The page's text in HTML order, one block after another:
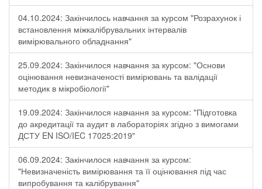
04.10.2024: Закінчилось навчання за курсом "Розрахунок і
встановлення міжкалібрувальних інтервалів
вимірювального обладнання"
25.09.2024: Закінчилося навчання за курсом: "Основи
оцінювання невизначеності вимірювань та валідації
методик в мікробіології"
19.09.2024: Закінчилося навчання за курсом: "Підготовка
до акредитації та аудит в лабораторіях згідно з вимогами
ДСТУ EN ISO/IEC 17025:2019"
06.09.2024: Закінчилося навчання за курсом:
"Невизначеність вимірювання та її оцінювання під час
випробування та калібрування"